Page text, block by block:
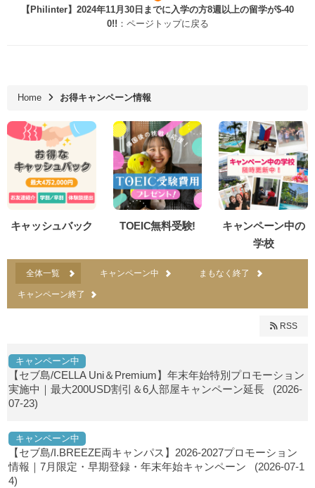
【Philinter】2024年11月30日までに入学の方8週以上の留学が$‐40
0!! ：ページトップに戻る
Home お得キャンペーン情報
キャッシュバック TOEIC無料受験!
キャンペーン中の
学校
全体一覧 キャンペーン中 まもなく終了
キャンペーン終了
RSS
キャンペーン中
【セブ島/CELLA Uni＆Premium】年末年始特別プロモーション
実施中｜最大200USD割引＆6人部屋キャンペーン延長 (2026-
07-23)
キャンペーン中
【セブ島/I.BREEZE両キャンパス】2026-2027プロモーション
情報｜7月限定・早期登録・年末年始キャンペーン (2026-07-1
4)